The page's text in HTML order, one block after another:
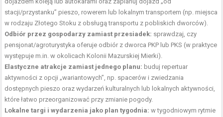
stacji/przystanku” pieszo, rowerem lub lokalnym transportem (np. miejsca
w rodzaju Złotego Stoku z obsługą transportu z pobliskich dworców).
Odbiór przez gospodarzy zamiast przesiadek: sprawdzaj, czy
pensjonat/agroturystyka oferuje odbiór z dworca PKP lub PKS (w praktyce
występuje m.in. w okolicach Kolonii Mazurskiej Mierki).
Elastyczne atrakcje zamiast jednego planu: buduj repertuar
aktywności z opcji „wariantowych”, np. spacerów i zwiedzania
dostępnych pieszo oraz wydarzeń kulturalnych lub lokalnych aktywności,
które łatwo przeorganizować przy zmianie pogody.
Lokalne targi i wydarzenia jako plan tygodnia: w tygodniowym rytmie